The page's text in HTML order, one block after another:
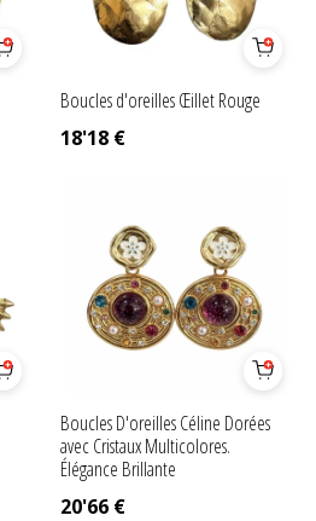
Boucles d'oreilles Œillet Rouge
18'18 €
Boucles D'oreilles Céline Dorées
avec Cristaux Multicolores.
Élégance Brillante
20'66 €